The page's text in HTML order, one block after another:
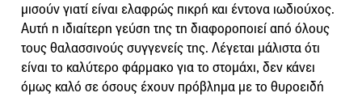
μισούν γιατί είναι ελαφρώς πικρή και έντονα ιωδιούχος.
Αυτή η ιδιαίτερη γεύση της τη διαφοροποιεί από όλους
τους θαλασσινούς συγγενείς της. Λέγεται μάλιστα ότι
είναι το καλύτερο φάρμακο για το στομάχι, δεν κάνει
όμως καλό σε όσους έχουν πρόβλημα με το θυροειδή